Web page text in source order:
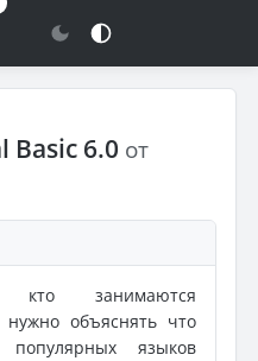
Basic 6.0 от
занимаются
объяснять что
языков